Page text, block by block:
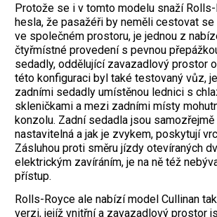
Protože se i v tomto modelu snaží
hesla, že pasažéři by neměli cestovat
ve společném prostoru, je jednou z
čtyřmístné provedení s pevnou
sedadly, oddělující zavazadlový prostor
této konfiguraci byl také testovaný vůz,
zadními sedadly umístěnou lednici s
skleničkami a mezi zadními místy
konzolu. Zadní sedadla jsou
nastavitelná a jak je zvykem, poskytují
Zásluhou proti směru jízdy otevíraných
elektrickým zavíráním, je na ně též
přístup.
Rolls-Royce ale nabízí model Cullinan
verzi, jejíž vnitřní a zavazadlový prostor